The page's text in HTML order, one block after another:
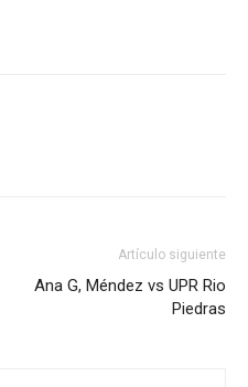
Artículo siguiente
Ana G, Méndez vs UPR Rio
Piedras